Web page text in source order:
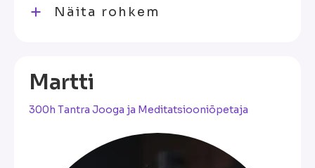
Näita rohkem
Martti
300h Tantra Jooga ja Meditatsiooniõpetaja